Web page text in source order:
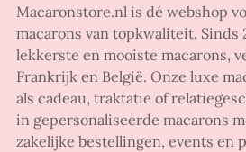
Macaronstore.nl is dé webshop
macarons van topkwaliteit. Sinds
lekkerste en mooiste macarons,
Frankrijk en België. Onze luxe
als cadeau, traktatie of
in gepersonaliseerde macarons
zakelijke bestellingen, events en